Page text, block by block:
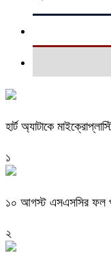
হার্ট অ্যাটাকে
১
১০ আগস্ট এসএসসির ফল
২